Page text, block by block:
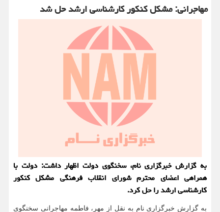
مهاجرانی: مشکل کنکور کارشناسی ارشد حل شد
به گزارش خبرگزاری نام، سخنگوی دولت اظهار داشت: دولت با
همراهی اعضای محترم شورای انقلاب فرهنگی مشکل کنکور
کارشناسی ارشد را حل کرد.
به گزارش خبرگزاری نام به نقل از مهر، فاطمه مهاجرانی سخنگوی